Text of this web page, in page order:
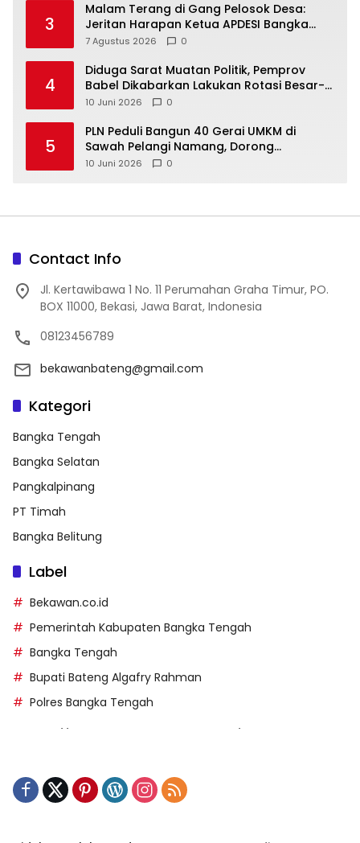
3
Malam Terang di Gang Pelosok Desa:
Jeritan Harapan Ketua APDESI Bangka
Tengah untuk PLN Babel
7 Agustus 2026 0
4
‎Diduga Sarat Muatan Politik, Pemprov
Babel Dikabarkan Lakukan Rotasi Besar-
10 Juni 2026 0
5
‎PLN Peduli Bangun 40 Gerai UMKM di
Sawah Pelangi Namang, Dorong
10 Juni 2026 0
Contact Info
Jl. Kertawibawa 1 No. 11 Perumahan Graha Timur, PO.
BOX 11000, Bekasi, Jawa Barat, Indonesia
08123456789
bekawanbateng@gmail.com
Kategori
Bangka Tengah
Bangka Selatan
Pangkalpinang
PT Timah
Bangka Belitung
Label
Bekawan.co.id
Pemerintah Kabupaten Bangka Tengah
Bangka Tengah
Bupati Bateng Algafry Rahman
Polres Bangka Tengah
https://kecsitim.sitarokab.go.id/